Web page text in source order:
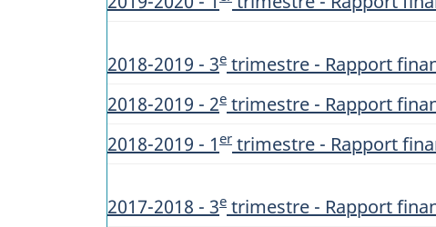
2018-2019 - 3e trimestre - Rapport
2018-2019 - 2e trimestre - Rapport
2018-2019 - 1 er trimestre - Rapport
2017-2018 - 3e trimestre - Rapport